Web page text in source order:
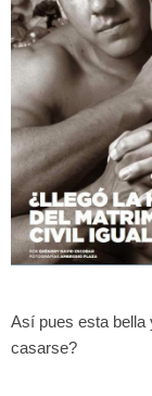
Así pues esta bella
casarse?